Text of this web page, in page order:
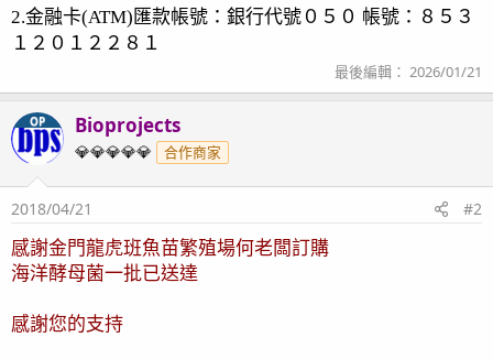
2.金融卡(ATM)匯款帳號：銀行代號０５０ 帳號：８５３
１２０１２２８１
最後編輯： 2026/01/21
OP Bioprojects
💎💎💎💎💎 合作商家
2018/04/21 #2
感謝金門龍虎班魚苗繁殖場何老闆訂購
海洋酵母菌一批已送達
感謝您的支持